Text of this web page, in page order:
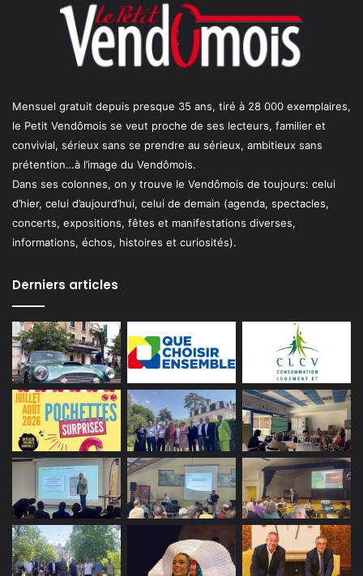
Mensuel gratuit depuis presque 35 ans, tiré à 28 000 exemplaires,
le Petit Vendômois se veut proche de ses lecteurs, familier et
convivial, sérieux sans se prendre au sérieux, ambitieux sans
prétention…à l’image du Vendômois.
Dans ses colonnes, on y trouve le Vendômois de toujours: celui
d’hier, celui d’aujourd’hui, celui de demain (agenda, spectacles,
concerts, expositions, fêtes et manifestations diverses,
informations, échos, histoires et curiosités).
Derniers articles